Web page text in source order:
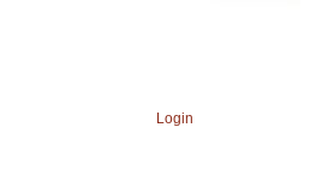
Login